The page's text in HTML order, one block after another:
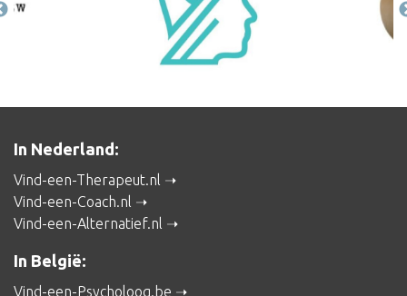
In Nederland:
Vind-een-Therapeut.nl
Vind-een-Coach.nl
Vind-een-Alternatief.nl
In België:
Vind-een-Psycholoog.be